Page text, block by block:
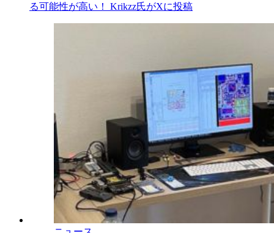
る可能性が高い！ Krikzz氏がXに投稿